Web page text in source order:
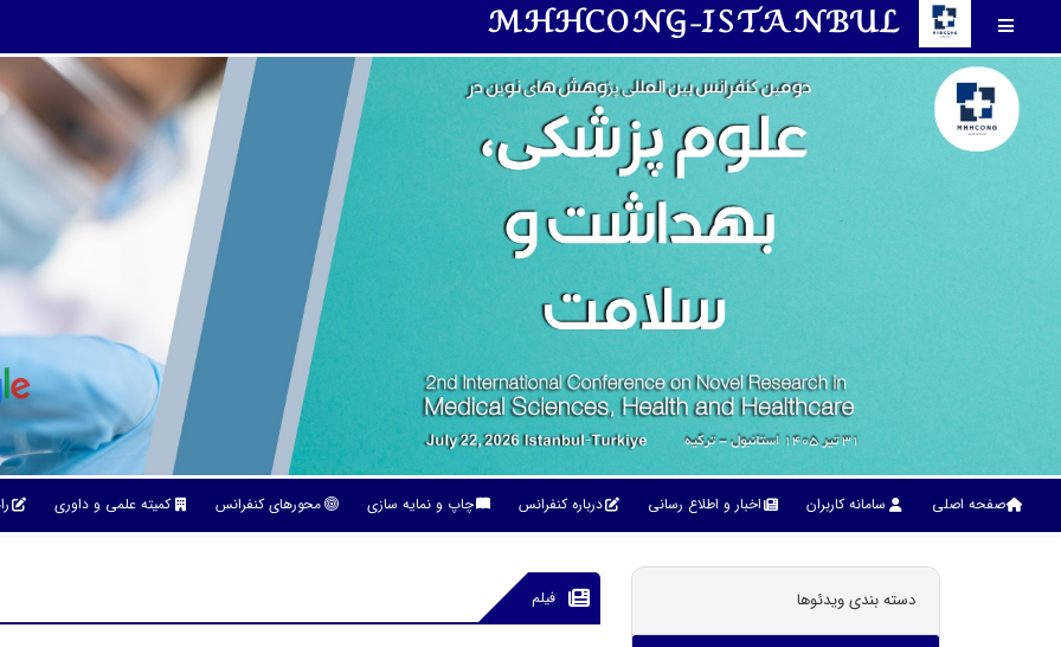
MHHCONG-ISTANBUL
صفحه اصلی سامانه کاربران اخبار و اطلاع رسانی درباره کنفرانس چاپ و نمایه سازی محورهای کنفرانس کمیته علمی و داوری
دسته بندی ویدئوها فیلم